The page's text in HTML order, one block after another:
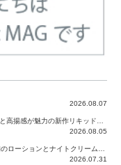
2026.08.07
2026.08.05
2026.07.31